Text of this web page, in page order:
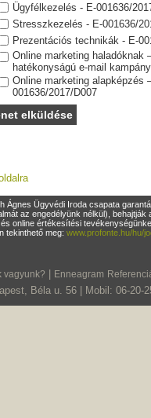
Ügyfélkezelés - E-001636/
Stresszkezelés - E-001636/
Prezentációs technikák - E-
Online marketing haladóknak
hatékonyságú e-mail
Online marketing alapképzés
001636/2017/D007
Ágnes Ügyvédi Iroda csapata
az engedélyünk nélkül),
online értékesítési
tekinthető meg: www.profonte.hu/hu/
vagyunk? Enneagram
Béla u. 56 | Mobil: 06-20-